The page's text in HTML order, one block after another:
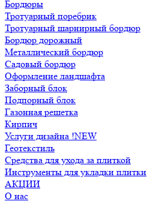
Бордюры
Тротуарный поребрик
Тротуарный шарнирный бордюр
Бордюр дорожный
Металлический бордюр
Садовый бордюр
Оформление ландшафта
Заборный блок
Подпорный блок
Газонная решетка
Кирпич
Услуги дизайна !NEW
Геотекстиль
Средства для ухода за плиткой
Инструменты для укладки плитки
АКЦИИ
О нас